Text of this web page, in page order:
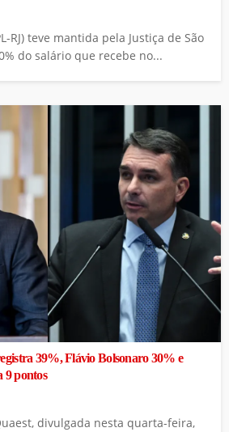
RJ) teve mantida pela Justiça de São
do salário que recebe no...
39%, Flávio Bolsonaro 30% e
9 pontos
divulgada nesta quarta-feira,